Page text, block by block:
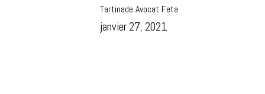
Tartinade Avocat Feta
janvier 27, 2021